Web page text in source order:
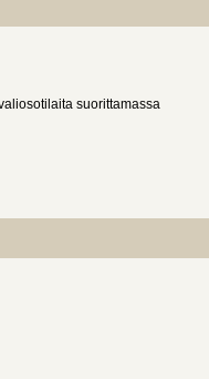
suorittamassa